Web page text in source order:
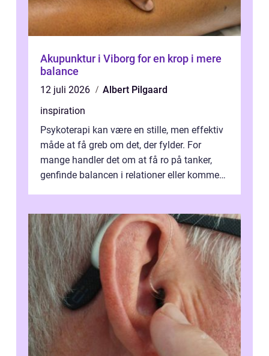
Akupunktur i Viborg for en krop i mere
balance
12 juli 2026
Albert Pilgaard
inspiration
Psykoterapi kan være en stille, men effektiv
måde at få greb om det, der fylder. For
mange handler det om at få ro på tanker,
genfinde balancen i relationer eller komme